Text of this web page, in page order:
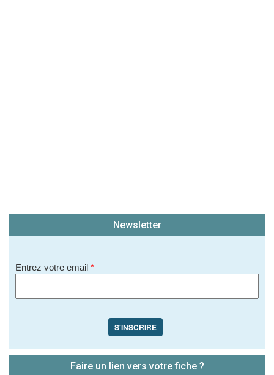
Newsletter
Entrez votre email *
S'INSCRIRE
Faire un lien vers votre fiche ?